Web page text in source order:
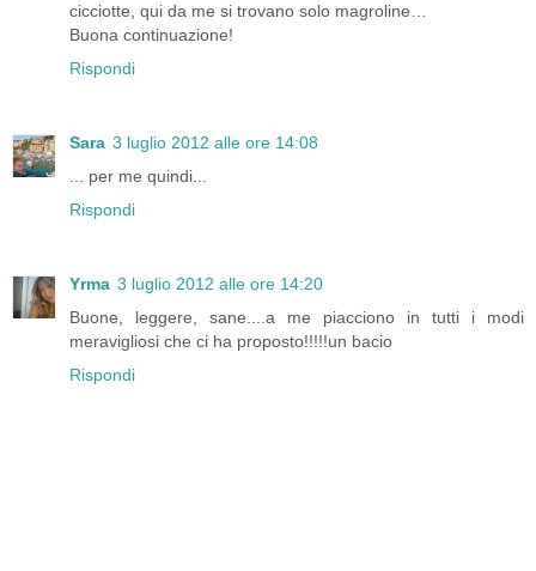
cicciotte, qui da me si trovano solo magroline…
Buona continuazione!
Rispondi
Sara 3 luglio 2012 alle ore 14:08
... per me quindi...
Rispondi
Yrma 3 luglio 2012 alle ore 14:20
Buone, leggere, sane....a me piacciono in tutti i modi
meravigliosi che ci ha proposto!!!!!un bacio
Rispondi